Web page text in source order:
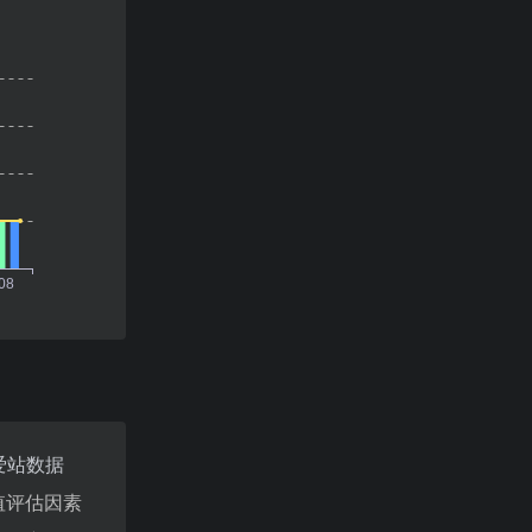
站数据
评估因素